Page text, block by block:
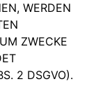
WERDEN
ZWECKE
2 DSGVO).